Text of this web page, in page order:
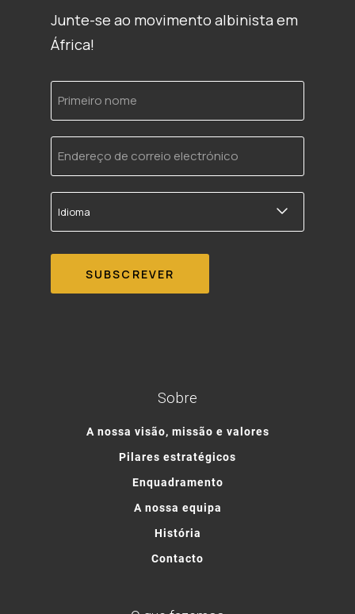
Junte-se ao movimento albinista em
África!
Primeiro
nome
Endereço
de
correio
electrónico
Idioma
Sobre
A nossa visão, missão e valores
Pilares estratégicos
Enquadramento
A nossa equipa
História
Contacto